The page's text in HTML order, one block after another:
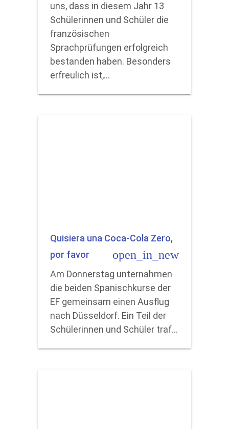
uns, dass in diesem Jahr 13
Schülerinnen und Schüler die
französischen
Sprachprüfungen erfolgreich
bestanden haben. Besonders
erfreulich ist,…
Quisiera una Coca-Cola Zero,
por favor
open_in_new
Am Donnerstag unternahmen
die beiden Spanischkurse der
EF gemeinsam einen Ausflug
nach Düsseldorf. Ein Teil der
Schülerinnen und Schüler traf…